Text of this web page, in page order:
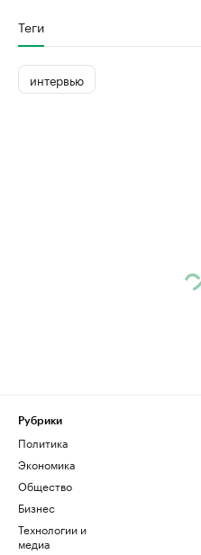
Теги
интервью
Рубрики
Политика
Экономика
Общество
Бизнес
Технологии и
медиа